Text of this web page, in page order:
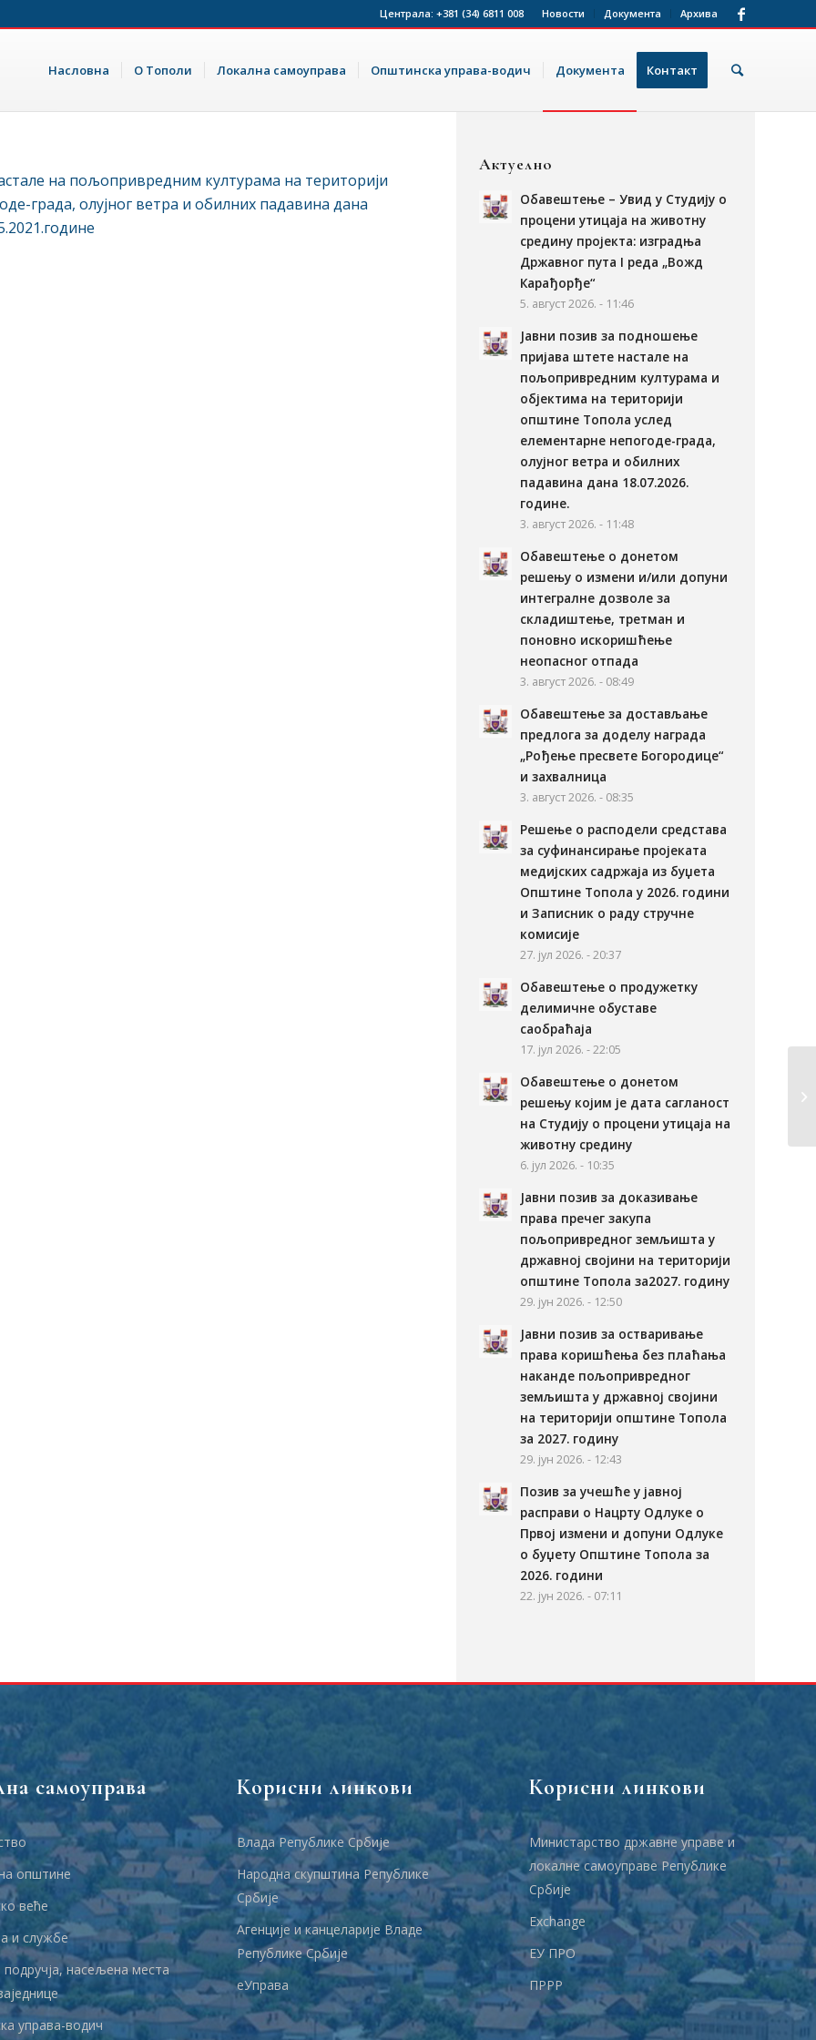
Новости Документа Архива
Централа: +381 (34) 6811 008
Насловна О Тополи Локална самоуправа Општинска управа-водич Документа Контакт
на пољопривредним културама на територији
града, олујног ветра и обилних падавина дана
Актуелно
Обавештење – Увид у Студију о
процени утицаја на животну
средину пројекта: изградња
Државног пута I реда „Вожд
Карађорђе“
5. август 2026. - 11:46
Јавни позив за подношење
пријава штете настале на
пољопривредним културама и
објектима на територији
општине Топола услед
елементарне непогоде-града,
олујног ветра и обилних
падавина дана 18.07.2026.
године.
3. август 2026. - 11:48
Обавештење о донетом
решењу о измени и/или допуни
интегралне дозволе за
складиштење, третман и
поновно искоришћење
неопасног отпада
3. август 2026. - 08:49
Обавештење за достављање
предлога за доделу награда
„Рођење пресвете Богородице“
и захвалница
3. август 2026. - 08:35
Решење о расподели средстава
за суфинансирање пројеката
медијских садржаја из буџета
Општине Топола у 2026. години
и Записник о раду стручне
комисије
27. јул 2026. - 20:37
Обавештење о продужетку
делимичне обуставе
саобраћаја
17. јул 2026. - 22:05
Обавештење о донетом
решењу којим је дата сагланост
на Студију о процени утицаја на
животну средину
6. јул 2026. - 10:35
Јавни позив за доказивање
права пречег закупа
пољопривредног земљишта у
државној својини на територији
општине Топола за2027. годину
29. јун 2026. - 12:50
Јавни позив за остваривање
права коришћења без плаћања
наканде пољопривредног
земљишта у државној својини
на територији општине Топола
за 2027. годину
29. јун 2026. - 12:43
Позив за учешће у јавној
расправи о Нацрту Одлуке о
Првој измени и допуни Одлуке
о буџету Општине Топола за
2026. години
22. јун 2026. - 07:11
самоуправа
општине
веће
и службе
насељена места
управа-водич
Корисни линкови
Влада Републике Србије
Народна скупштина Републике
Србије
Агенције и канцеларије Владе
Републике Србије
еУправа
Корисни линкови
Министарство државне управе и
локалне самоуправе Републике
Србије
Еxchange
ЕУ ПРО
ПРРР